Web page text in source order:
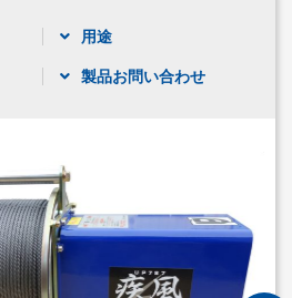
用途
製品お問い合わせ